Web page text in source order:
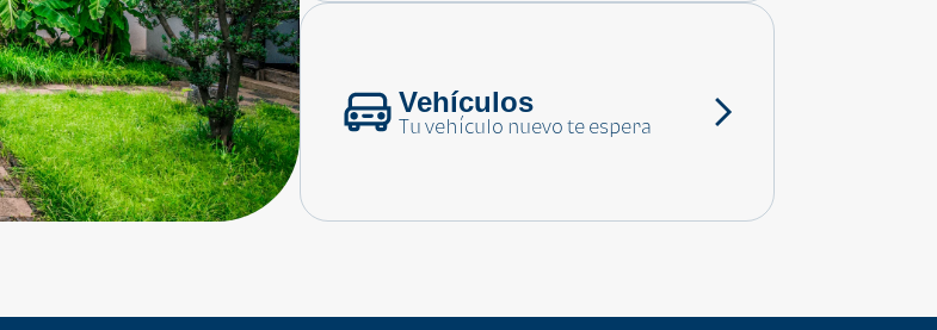
Vehículos
Tu vehículo nuevo te espera